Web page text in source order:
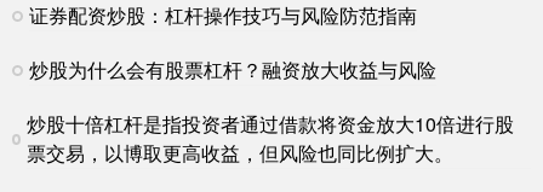
证券配资炒股：杠杆操作技巧与风险防范指南
炒股为什么会有股票杠杆？融资放大收益与风险
炒股十倍杠杆是指投资者通过借款将资金放大10倍进行股
票交易，以博取更高收益，但风险也同比例扩大。